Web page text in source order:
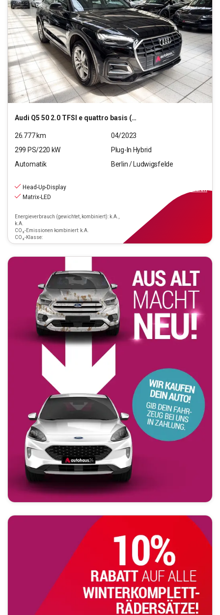
Audi Q5 50 2.0 TFSI e quattro basis (EURO 6d)
26.777km
04/2023
299 PS/220 kW
Plug-In Hybrid
Automatik
Berlin / Ludwigsfelde
Head-Up-Display
Matrix-LED
Energieverbrauch (gewichtet, kombiniert): k.A.,
k.A.
CO₂-Emissionen kombiniert: k.A.
CO₂-Klasse:
finanzieren